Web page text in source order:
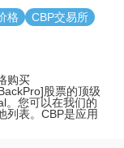
格
CBP交易所
购买
股票的顶级
。您可以在我们的
列表。CBP是应用